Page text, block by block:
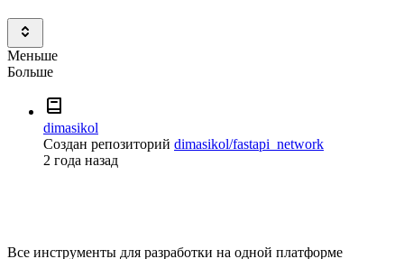
Меньше
Больше
dimasikol
Создан репозиторий dimasikol/fastapi_network
2 года назад
Все инструменты для разработки на одной платформе